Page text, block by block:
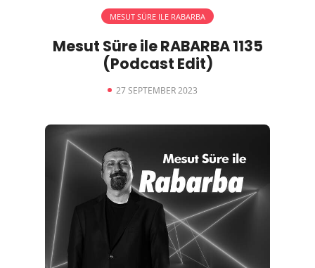
MESUT SÜRE ILE RABARBA
Mesut Süre ile RABARBA 1135
(Podcast Edit)
27 SEPTEMBER 2023